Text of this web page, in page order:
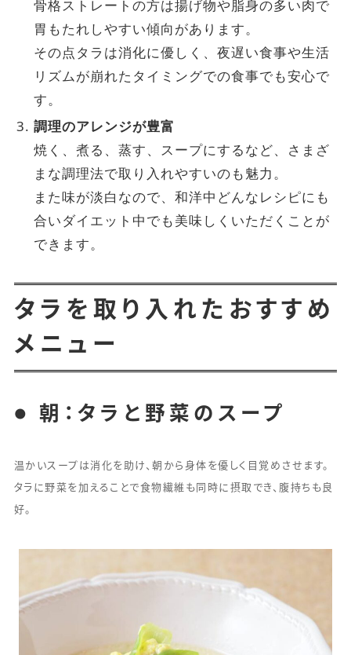
骨格ストレートの方は揚げ物や脂身の多い肉で
胃もたれしやすい傾向があります。
その点タラは消化に優しく、夜遅い食事や生活
リズムが崩れたタイミングでの食事でも安心で
す。
調理のアレンジが豊富
焼く、煮る、蒸す、スープにするなど、さまざ
まな調理法で取り入れやすいのも魅力。
また味が淡白なので、和洋中どんなレシピにも
合いダイエット中でも美味しくいただくことが
できます。
タラを取り入れたおすすめ
メニュー
● 朝：タラと野菜のスープ
温かいスープは消化を助け、朝から身体を優しく目覚めさせます。
タラに野菜を加えることで食物繊維も同時に摂取でき、腹持ちも良
好。